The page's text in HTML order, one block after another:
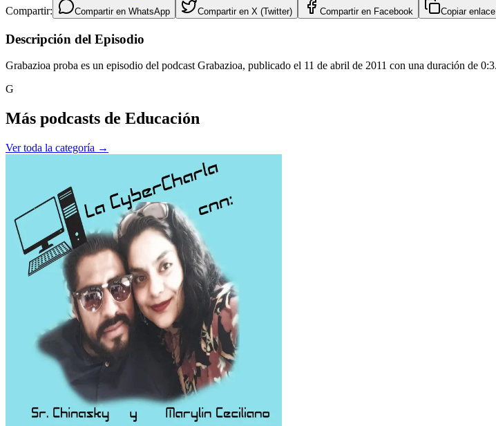
Compartir:
Compartir en WhatsApp Compartir en X (Twitter) Compartir en Facebook Copiar enlace
Descripción del Episodio
Grabazioa proba es un episodio del podcast Grabazioa, publicado el 11 de abril de 2011 con una duración de
G
Más podcasts de Educación
Ver toda la categoría →